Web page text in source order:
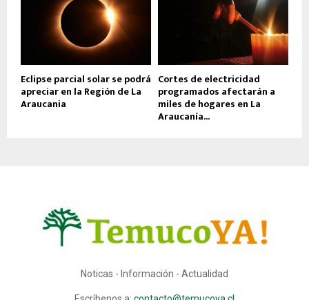
Eclipse parcial solar se podrá
apreciar en la Región de La
Araucania
Cortes de electricidad
programados afectarán a
miles de hogares en La
Araucanía...
Noticas - Información - Actualidad